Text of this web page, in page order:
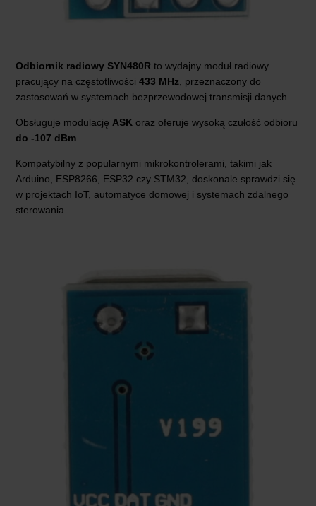
Odbiornik radiowy SYN480R to wydajny moduł radiowy
pracujący na częstotliwości 433 MHz , przeznaczony do
zastosowań w systemach bezprzewodowej transmisji danych.
Obsługuje modulację ASK oraz oferuje wysoką czułość odbioru
do -107 dBm
Kompatybilny z popularnymi mikrokontrolerami, takimi jak
Arduino, ESP8266, ESP32 czy STM32, doskonale sprawdzi się
w projektach IoT, automatyce domowej i systemach zdalnego
sterowania.